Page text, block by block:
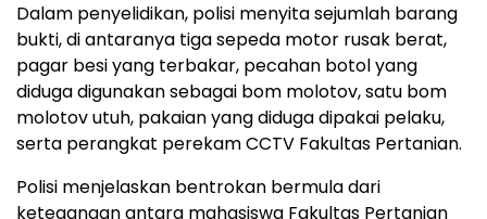
Dalam penyelidikan, polisi menyita sejumlah barang
bukti, di antaranya tiga sepeda motor rusak berat,
pagar besi yang terbakar, pecahan botol yang
diduga digunakan sebagai bom molotov, satu bom
molotov utuh, pakaian yang diduga dipakai pelaku,
serta perangkat perekam CCTV Fakultas Pertanian.
Polisi menjelaskan bentrokan bermula dari
ketegangan antara mahasiswa Fakultas Pertanian